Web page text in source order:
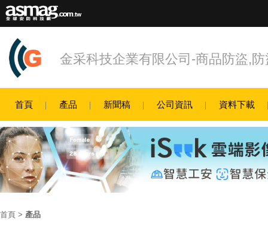
金采科技企業有限公司-商品防盜,
首頁 產品 新聞稿 公司資訊 資料下載
首頁 > 產品